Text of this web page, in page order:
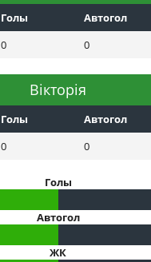
Голы
Автогол
0
0
Вікторія
Голы
Автогол
0
0
Голы
Автогол
ЖК